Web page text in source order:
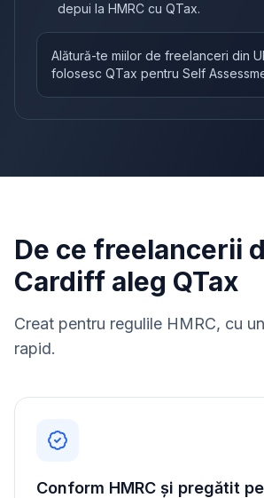
depui la HMRC cu QTax.
Alătură-te miilor de freelanceri din
folosesc QTax pentru Self
De ce freelancerii
Cardiff aleg QTax
Creat pentru regulile HMRC, cu
rapid.
Conform HMRC și pregătit